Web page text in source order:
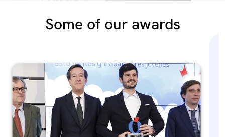
Some of our awards